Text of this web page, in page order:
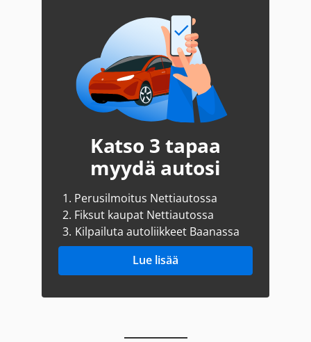
Katso 3 tapaa
myydä autosi
1. Perusilmoitus Nettiautossa
2. Fiksut kaupat Nettiautossa
3. Kilpailuta autoliikkeet Baanassa
Lue lisää